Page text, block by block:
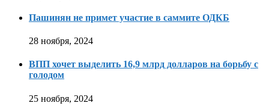
Пашинян не примет участие в саммите ОДКБ
28 ноября, 2024
ВПП хочет выделить 16,9 млрд долларов на борьбу с
голодом
25 ноября, 2024